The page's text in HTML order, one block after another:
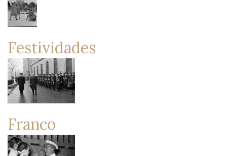
Festividades
Franco